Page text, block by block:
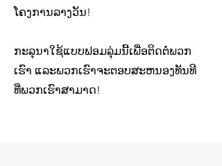
ໂຄງການລາງວັນ!
ກະລຸນາໃຊ້ແບບຟອມລຸ່ມນີ້ເພື່ອຕິດຕໍ່ພວກ
ເຮົາ ແລະພວກເຮົາຈະຕອບສະຫນອງທັນທີ
ທີ່ພວກເຮົາສາມາດ!